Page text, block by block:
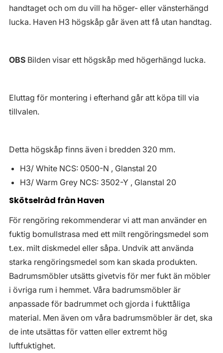
handtaget och om du vill ha höger- eller vänsterhängd
lucka. Haven H3 högskåp går även att få utan handtag.
OBS Bilden visar ett högskåp med högerhängd lucka.
Eluttag för montering i efterhand går att köpa till via
tillvalen.
Detta högskåp finns även i bredden 320 mm.
H3/ White NCS: 0500-N , Glanstal 20
H3/ Warm Grey NCS: 3502-Y , Glanstal 20
Skötselråd från Haven
För rengöring rekommenderar vi att man använder en
fuktig bomullstrasa med ett milt rengöringsmedel som
t.ex. milt diskmedel eller såpa. Undvik att använda
starka rengöringsmedel som kan skada produkten.
Badrumsmöbler utsätts givetvis för mer fukt än möbler
i övriga rum i hemmet. Våra badrumsmöbler är
anpassade för badrummet och gjorda i fukttåliga
material. Men även om våra badrumsmöbler är det, ska
de inte utsättas för vatten eller extremt hög
luftfuktighet.